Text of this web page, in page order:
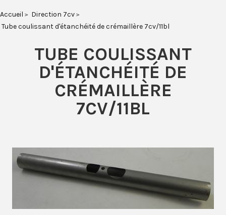
Accueil
Direction 7cv
Tube coulissant d'étanchéité de crémaillère 7cv/11bl
TUBE COULISSANT
D'ÉTANCHÉITÉ DE
CRÉMAILLÈRE
7CV/11BL